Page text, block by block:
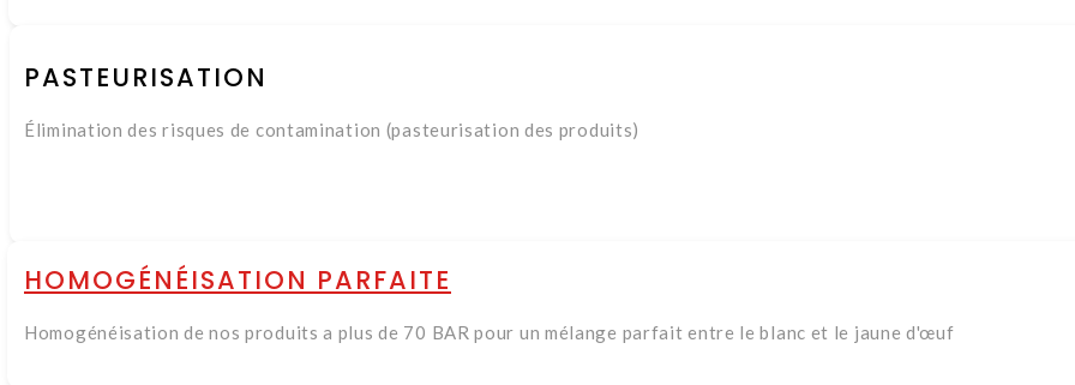
PASTEURISATION
Élimination des risques de contamination (pasteurisation des produits)
HOMOGÉNÉISATION PARFAITE
Homogénéisation de nos produits a plus de 70 BAR pour un mélange parfait entre le blanc et le jaune d'œuf